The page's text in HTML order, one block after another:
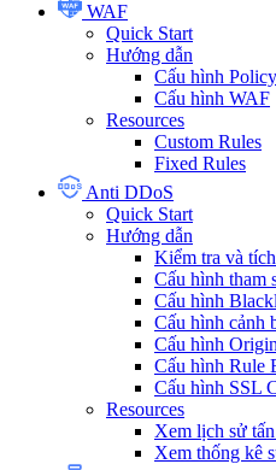
WAF
Quick Start
Hướng dẫn
Cấu hình Policy
Cấu hình WAF
Resources
Custom Rules
Fixed Rules
Anti DDoS
Quick Start
Hướng dẫn
Kiểm tra và
Cấu hình tham
Cấu hình
Cấu hình cảnh
Cấu hình Origin
Cấu hình Rule
Cấu hình SSL
Resources
Xem lịch sử
Xem thống kê